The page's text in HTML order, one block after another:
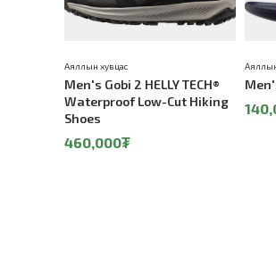
Men's Gobi 2 HELLY TECH®
Waterproof Low-Cut Hiking
Shoes
Аяллын хувцас
460,000₮